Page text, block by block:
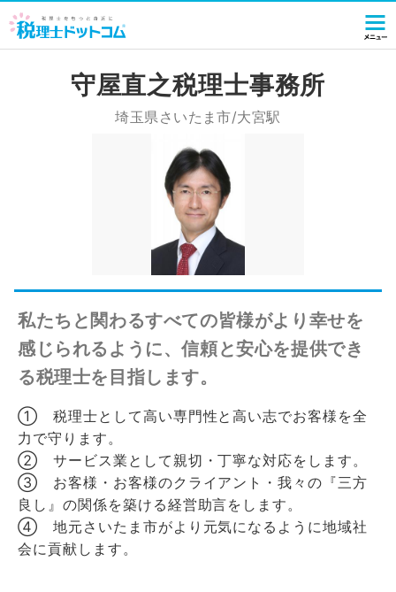
守屋直之税理士事務所
埼玉県さいたま市/大宮駅
私たちと関わるすべての皆様がより幸せを
感じられるように、信頼と安心を提供でき
る税理士を目指します。
① 税理士として高い専門性と高い志でお客様を全
力で守ります。
② サービス業として親切・丁寧な対応をします。
③ お客様・お客様のクライアント・我々の『三方
良し』の関係を築ける経営助言をします。
④ 地元さいたま市がより元気になるように地域社
会に貢献します。